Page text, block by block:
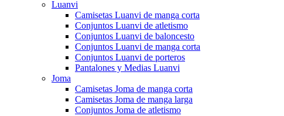
Luanvi
Camisetas Luanvi de manga corta
Conjuntos Luanvi de atletismo
Conjuntos Luanvi de baloncesto
Conjuntos Luanvi de manga corta
Conjuntos Luanvi de porteros
Pantalones y Medias Luanvi
Joma
Camisetas Joma de manga corta
Camisetas Joma de manga larga
Conjuntos Joma de atletismo